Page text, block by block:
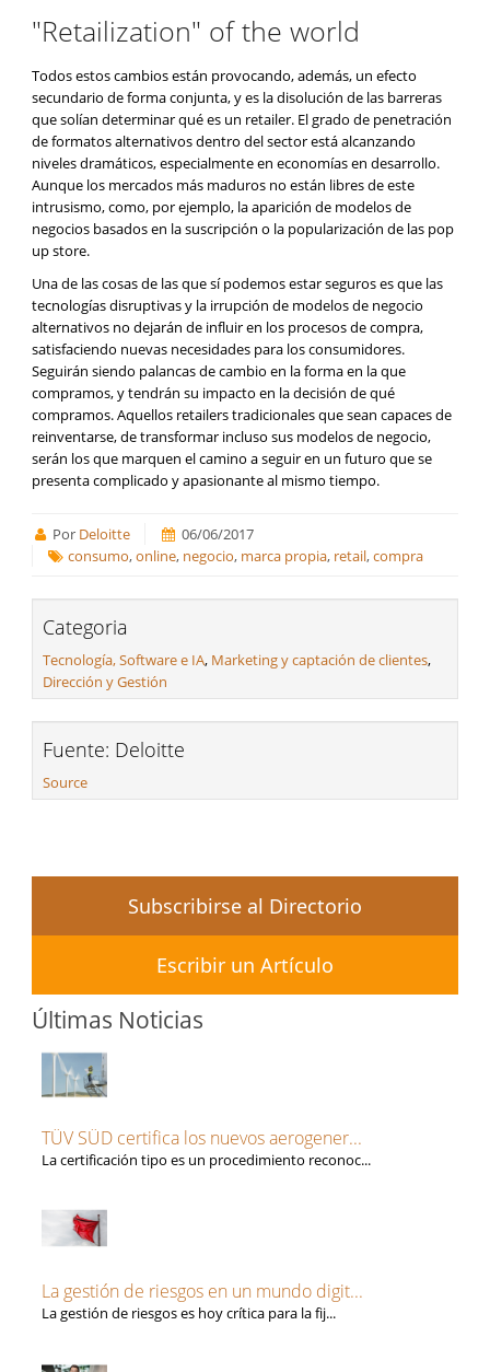
"Retailization" of the world
Todos estos cambios están provocando, además, un efecto
secundario de forma conjunta, y es la disolución de las barreras
que solían determinar qué es un retailer. El grado de penetración
de formatos alternativos dentro del sector está alcanzando
niveles dramáticos, especialmente en economías en desarrollo.
Aunque los mercados más maduros no están libres de este
intrusismo, como, por ejemplo, la aparición de modelos de
negocios basados en la suscripción o la popularización de las pop
up store.
Una de las cosas de las que sí podemos estar seguros es que las
tecnologías disruptivas y la irrupción de modelos de negocio
alternativos no dejarán de influir en los procesos de compra,
satisfaciendo nuevas necesidades para los consumidores.
Seguirán siendo palancas de cambio en la forma en la que
compramos, y tendrán su impacto en la decisión de qué
compramos. Aquellos retailers tradicionales que sean capaces de
reinventarse, de transformar incluso sus modelos de negocio,
serán los que marquen el camino a seguir en un futuro que se
presenta complicado y apasionante al mismo tiempo.
Por Deloitte
06/06/2017
consumo,online, negocio, marca propia, retail,compra
Categoria
Tecnología, Software e IA, Marketing y captación de clientes,
Dirección y Gestión
Fuente: Deloitte
Source
Subscribirse al Directorio
Escribir un Artículo
Últimas Noticias
TÜV SÜD certifica los nuevos aerogener...
La certificación tipo es un procedimiento reconoc...
La gestión de riesgos en un mundo digit...
La gestión de riesgos es hoy crítica para la fij...